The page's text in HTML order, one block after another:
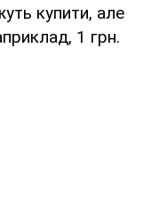
купити, але
1 грн.